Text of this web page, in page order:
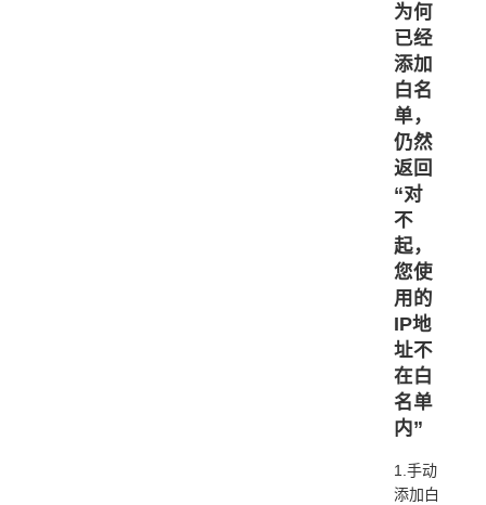
为何
已经
添加
白名
单，
仍然
返回
“对
不
起，
您使
用的
IP地
址不
在白
名单
内”
1.手动
添加白